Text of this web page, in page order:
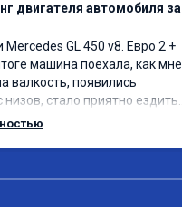
двигателя автомобиля за
GL 450 v8. Евро 2 +
машина поехала, как мне
валкость, появились
стало приятно ездить.
трат, в авто! 🔥